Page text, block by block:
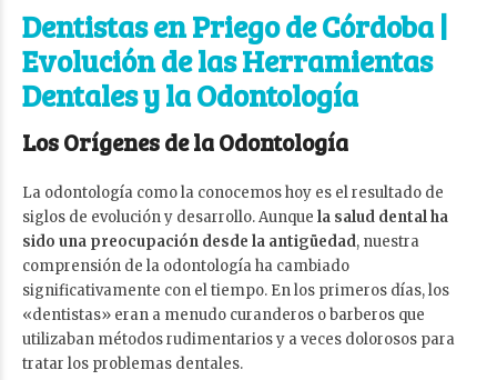
Dentistas en Priego de Córdoba |
Evolución de las Herramientas
Dentales y la Odontología
Los Orígenes de la Odontología
La odontología como la conocemos hoy es el resultado de
siglos de evolución y desarrollo. Aunque la salud dental ha
sido una preocupación desde la antigüedad, nuestra
comprensión de la odontología ha cambiado
significativamente con el tiempo. En los primeros días, los
«dentistas» eran a menudo curanderos o barberos que
utilizaban métodos rudimentarios y a veces dolorosos para
tratar los problemas dentales.